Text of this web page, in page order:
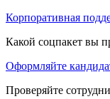
Корпоративная
Какой соцпакет вы
Оформляйте
Проверяйте